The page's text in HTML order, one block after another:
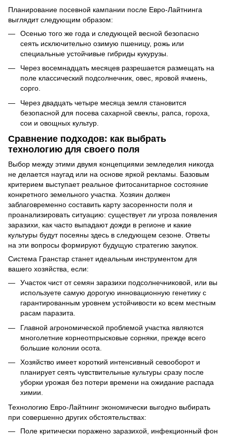
Планирование посевной кампании после Евро-Лайтнинга
выглядит следующим образом:
Осенью того же года и следующей весной безопасно
сеять исключительно озимую пшеницу, рожь или
специальные устойчивые гибриды кукурузы.
Через восемнадцать месяцев разрешается размещать на
поле классический подсолнечник, овес, яровой ячмень,
сорго.
Через двадцать четыре месяца земля становится
безопасной для посева сахарной свеклы, рапса, гороха,
сои и овощных культур.
Сравнение подходов: как выбрать
технологию для своего поля
Выбор между этими двумя концепциями земледелия никогда
не делается наугад или на основе яркой рекламы. Базовым
критерием выступает реальное фитосанитарное состояние
конкретного земельного участка. Хозяин должен
заблаговременно составить карту засоренности поля и
проанализировать ситуацию: существует ли угроза появления
заразихи, как часто выпадают дожди в регионе и какие
культуры будут посеяны здесь в следующем сезоне. Ответы
на эти вопросы формируют будущую стратегию закупок.
Система Гранстар станет идеальным инструментом для
вашего хозяйства, если:
Участок чист от семян заразихи подсолнечниковой, или вы
используете самую дорогую инновационную генетику с
гарантированным уровнем устойчивости ко всем местным
расам паразита.
Главной агрономической проблемой участка являются
многолетние корнеотпрысковые сорняки, прежде всего
большие колонии осота.
Хозяйство имеет короткий интенсивный севооборот и
планирует сеять чувствительные культуры сразу после
уборки урожая без потери времени на ожидание распада
химии.
Технологию Евро-Лайтнинг экономически выгодно выбирать
при совершенно других обстоятельствах:
Поле критически поражено заразихой, инфекционный фон